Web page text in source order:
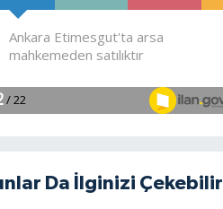
Da İlginizi Çekebilir